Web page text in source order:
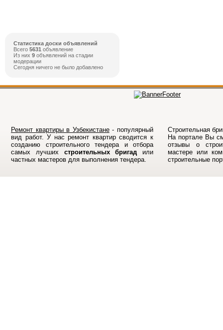
Статистика доски объявлений
Всего 5631 объявление
Из них 9 объявлений на стадии
модерации
Сегодня ничего не было добавлено
Ремонт квартиры в Узбекистане- популярный
вид работ. У нас ремонт квартир сводится к
созданию строительного тендера и отбора
самых лучших строительных бригад или
частных мастеров для выполнения тендера.
Строительная
На порталe Вы
отзывы о
мастере или
строительные